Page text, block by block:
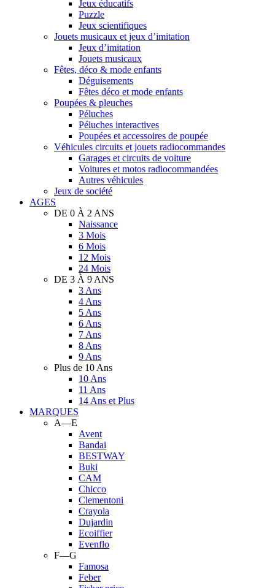
Jeux éducatifs
Puzzle
Jeux scientifiques
Jouets musicaux et jeux d’imitation
Jeux d’imitation
Jouets musicaux
Fêtes, déco & mode enfants
Déguisements
Fêtes déco et mode enfants
Poupées & pleuches
Péluches
Péluches interactives
Poupées et accessoires de poupée
Véhicules circuits et jouets radiocommandes
Garages et circuits de voiture
Voitures et motos radiocommandées
Autres véhicules
Jeux de société
AGES
DE 0 À 2 ANS
Naissance
3 Mois
6 Mois
12 Mois
24 Mois
DE 3 À 9 ANS
3 Ans
4 Ans
5 Ans
6 Ans
7 Ans
8 Ans
9 Ans
Plus de 10 Ans
10 Ans
11 Ans
14 Ans et Plus
MARQUES
A—E
Avent
Bandai
BESTWAY
Buki
CAM
Chicco
Clementoni
Crayola
Dujardin
Ecoiffier
Evenflo
F—G
Famosa
Feber